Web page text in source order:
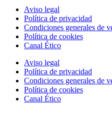
Aviso legal
Política de privacidad
Condiciones generales de
Política de cookies
Canal Ético
Aviso legal
Política de privacidad
Condiciones generales de
Política de cookies
Canal Ético